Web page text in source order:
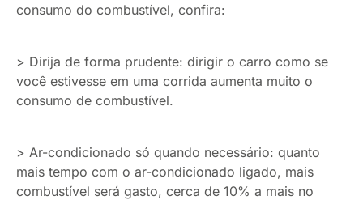
consumo do combustível, confira:
> Dirija de forma prudente: dirigir o carro como se
você estivesse em uma corrida aumenta muito o
consumo de combustível.
> Ar-condicionado só quando necessário: quanto
mais tempo com o ar-condicionado ligado, mais
combustível será gasto, cerca de 10% a mais no